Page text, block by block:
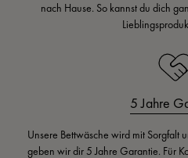
nach Hause. So kannst du dich
5 Jahre
Unsere Bettwäsche wird mit Sorgfalt
geben wir dir 5 Jahre Garantie. Für